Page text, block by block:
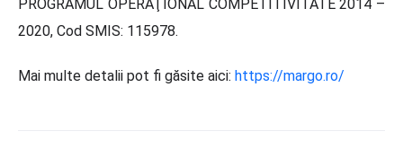
PROGRAMUL OPERAŢIONAL COMPETITIVITATE 2014 –
2020, Cod SMIS: 115978.
Mai multe detalii pot fi găsite aici: https://margo.ro/